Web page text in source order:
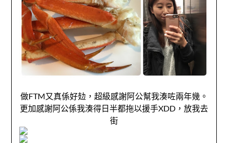
做FTM又真係好攰，超級感謝阿公幫我湊咗兩年幾。
更加感謝阿公係我湊得日半都拖以援手XDD，放我去
街